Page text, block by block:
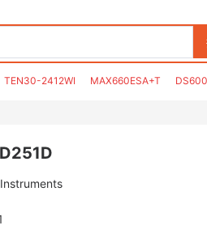
TEN30-2412WI MAX660ESA+T